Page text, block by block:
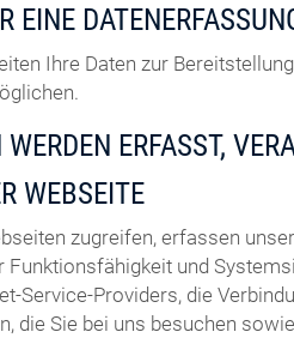
EINE
Ihre Daten zur
ERFASST,
WEBSEITE
zugreifen, erfassen
Funktionsfähigkeit und
Service-Providers, die
die Sie bei uns besuchen